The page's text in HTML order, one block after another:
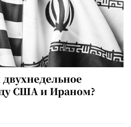
США и Ираном?